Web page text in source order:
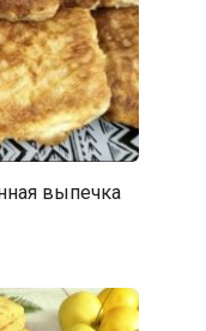
выпечка